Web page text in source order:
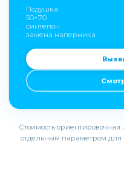
Подушка
50×70
синтепон
замена наперника
Стоимость
отдельным параметром для